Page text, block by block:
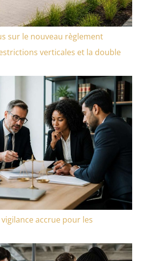
sur le nouveau règlement
verticales et la double
accrue pour les